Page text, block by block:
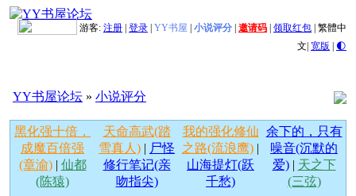
游客: 注册 登录 YY书屋 小说评分 邀请码 领取红包 繁體中
文| 宽版 | 🌓
YY书屋论坛 » 小说评分
黑化强十倍，
成魔百倍强
(章渝)| 仙都
(陈猿)
天命高武(踏
雪真人) | 尸怪
修行笔记(亲
吻指尖)
我的强化修仙
之路(流浪鹰) |
山海提灯(跃
千愁)
余下的，只有
噪音(沉默的
爱)| 天之下
(三弦)